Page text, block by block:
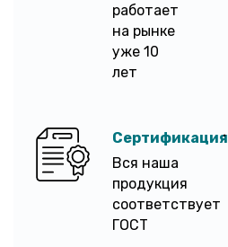
работает
на рынке
уже 10
лет
Сертификация
Вся наша
продукция
соответствует
ГОСТ